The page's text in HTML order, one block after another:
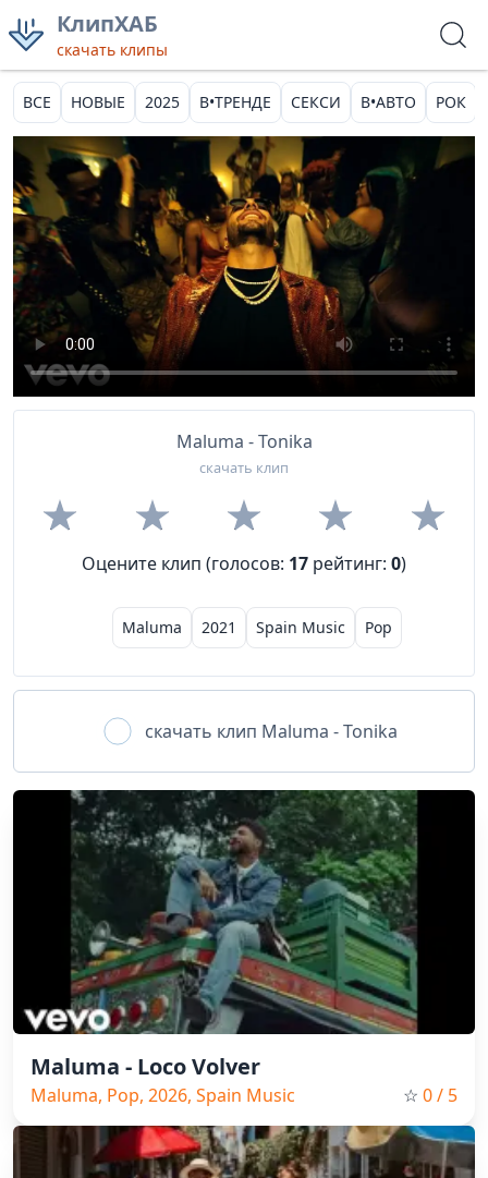
КлипХАБ
скачать клипы
ВСЕ НОВЫЕ 2025 В•ТРЕНДЕ СЕКСИ В•АВТО РОК
Maluma - Tonika
скачать клип
Оцените клип (голосов: 17 рейтинг: 0)
Maluma 2021 Spain Music Pop
скачать клип Maluma - Tonika
Maluma - Loco Volver
Maluma, Pop, 2026, Spain Music ☆ 0/ 5